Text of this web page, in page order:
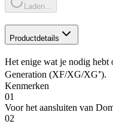
Laden...
Productdetails
Het enige wat je nodig hebt
Generation (XF/XG/XG⁺).
Kenmerken
01
Voor het aansluiten van
02